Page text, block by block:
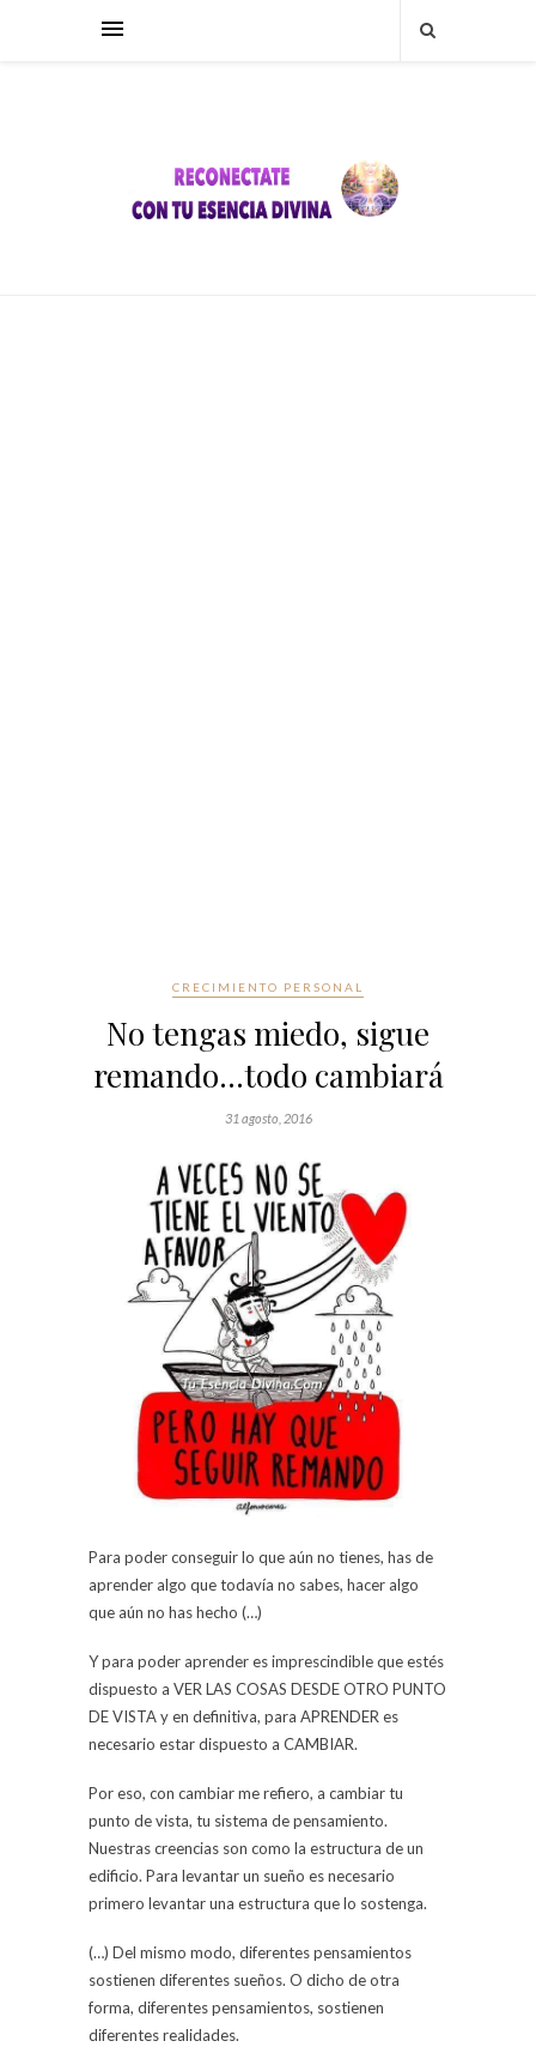
CRECIMIENTO PERSONAL
No tengas miedo, sigue
remando…todo cambiará
31 agosto, 2016
Para poder conseguir lo que aún no tienes, has de
aprender algo que todavía no sabes, hacer algo
que aún no has hecho (…)
Y para poder aprender es imprescindible que estés
dispuesto a VER LAS COSAS DESDE OTRO PUNTO
DE VISTA y en definitiva, para APRENDER es
necesario estar dispuesto a CAMBIAR.
Por eso, con cambiar me refiero, a cambiar tu
punto de vista, tu sistema de pensamiento.
Nuestras creencias son como la estructura de un
edificio. Para levantar un sueño es necesario
primero levantar una estructura que lo sostenga.
(…) Del mismo modo, diferentes pensamientos
sostienen diferentes sueños. O dicho de otra
forma, diferentes pensamientos, sostienen
diferentes realidades.